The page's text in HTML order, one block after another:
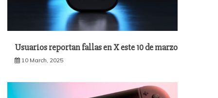
Usuarios reportan fallas en X este 10 de marzo
10 March, 2025